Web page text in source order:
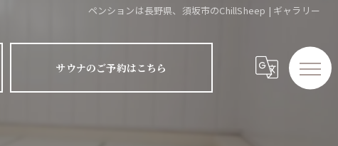
ペンションは長野県、須坂市のChillSheep | ギャラリー
サウナのご予約はこちら